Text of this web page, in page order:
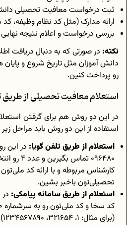
ثبت درخواست معافیت تحصیلی
ارائه مدارک (مثل کد نظام وظیفه، کد
بررسی درخواست و اعلام نتیجه
نکته: در صورتی که به دنبال دریافت
دانش آموزان مثل تاریخ شروع و
رو پرداخت کنین.
استعلام معافیت تحصیلی از طریق
در این دو روش هم برای گرفتن
استفاده از این دو روش باید مراحل
استعلام از طریق تلفن گویا: در این
096480
کارشناس مربوطه و با ارائه کد
تحصیلی‌تون باخبر بشین.
استعلام از طریق سامانه پیامکی:
کد سخا و کد ملی‌تون رو به سرشماره 110206010 ارسال کنین.
(برای مثال: 1، 321654، 1234567890)